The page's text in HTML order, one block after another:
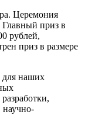
Церемония
Главный приз в
рублей,
приз в размере
для наших
научно-